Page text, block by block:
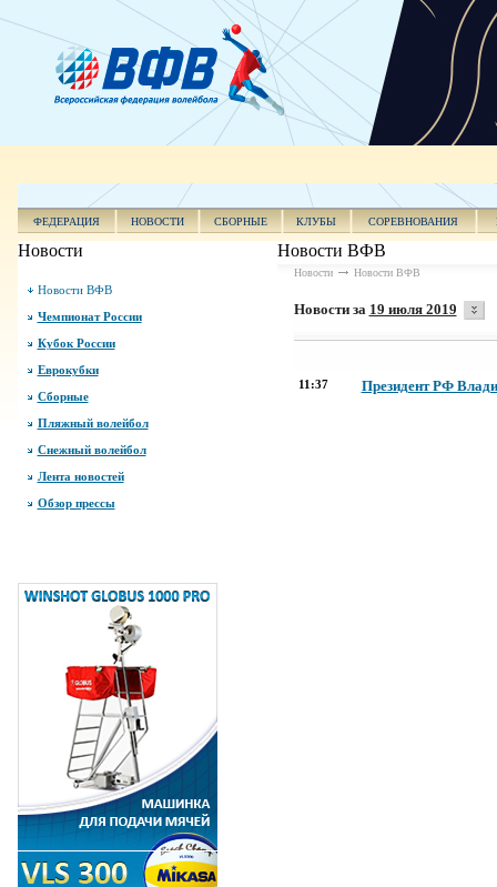
ФЕДЕРАЦИЯ НОВОСТИ СБОРНЫЕ КЛУБЫ СОРЕВНОВАНИЯ
Новости
Новости ВФВ
Чемпионат России
Кубок России
Еврокубки
Сборные
Пляжный волейбол
Снежный волейбол
Лента новостей
Обзор прессы
Новости ВФВ
Новости Новости ВФВ
Новости за 19 июля 2019
11:37 Президент РФ